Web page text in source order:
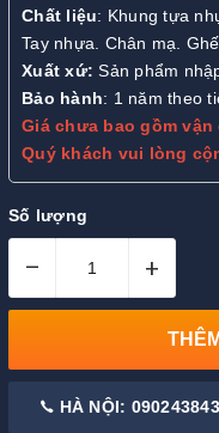
Chất liệu: Khung tựa
Tay nhựa. Chân mạ.
Xuất xứ:Sản phẩm
Bảo hành: 1 năm theo
Giá chưa bao gồm
Quý khách vui lòng
Số lượng
– +
HÀ NỘI: